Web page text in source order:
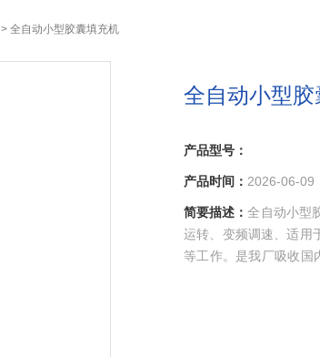
> 全自动小型胶囊填充机
全自动小型
产品型号：
产品时间： 2026-06-09
简要描述：全自动小型
运转、变频调速、适用
等工作。是我厂吸收国